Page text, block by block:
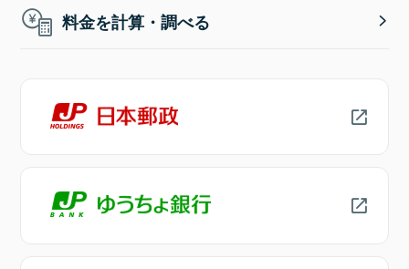
料金を計算・調べる